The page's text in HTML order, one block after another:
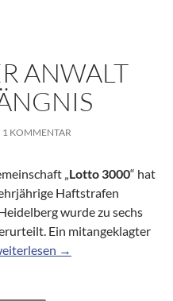
ANWALT
1 KOMMENTAR
„Lotto 3000“ hat
Haftstrafen
wurde zu sechs
Ein mitangeklagter
3000: Heidelberger
→